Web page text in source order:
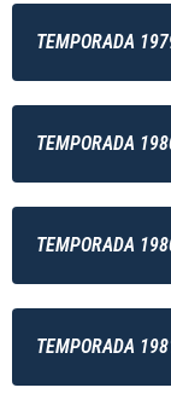
TEMPORADA
TEMPORADA
TEMPORADA
TEMPORADA